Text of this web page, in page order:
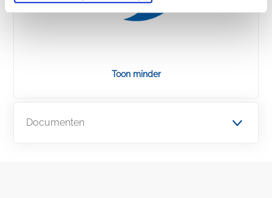
Toon minder
Documenten